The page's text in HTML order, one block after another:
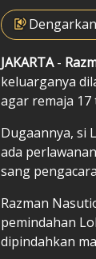
JAKARTA-
keluarganya
agar remaja
Dugaannya, si
ada
sang
Razman
pemindahan
dipindahkan